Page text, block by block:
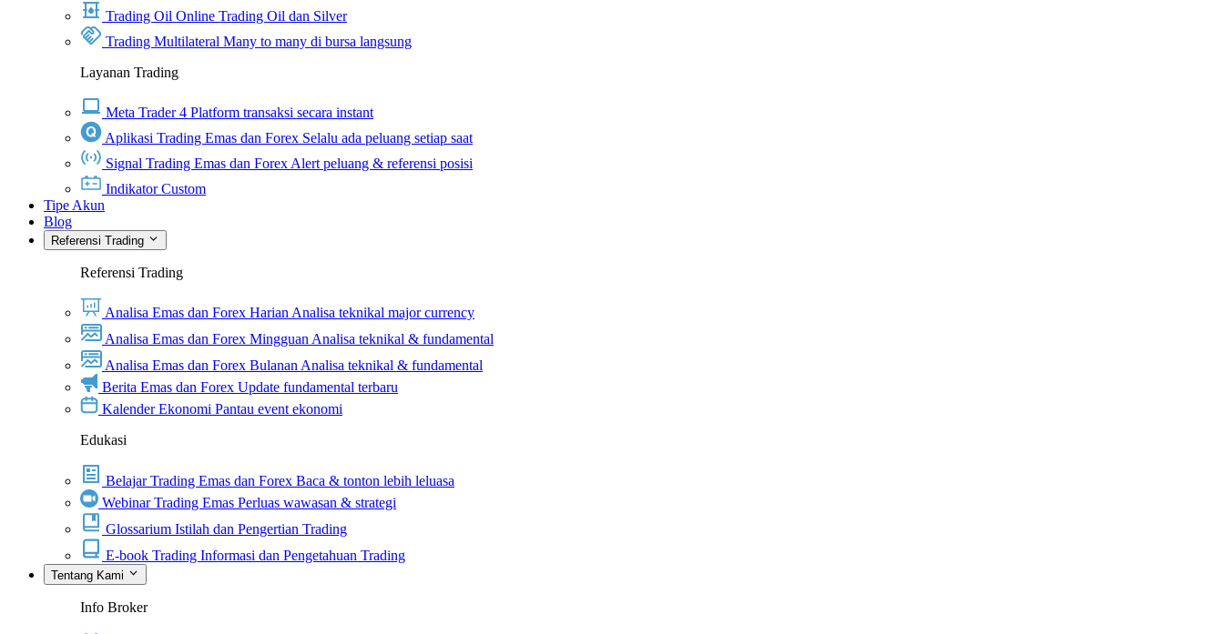
Trading Oil Online Trading Oil dan Silver
Trading Multilateral Many to many di bursa langsung
Layanan Trading
Meta Trader 4 Platform transaksi secara instant
Aplikasi Trading Emas dan Forex Selalu ada peluang setiap saat
Signal Trading Emas dan Forex Alert peluang & referensi posisi
Indikator Custom
Tipe Akun
Blog
Referensi Trading
Referensi Trading
Analisa Emas dan Forex HarianAnalisa teknikal major currency
Analisa Emas dan Forex MingguanAnalisa teknikal & fundamental
Analisa Emas dan Forex BulananAnalisa teknikal & fundamental
Berita Emas dan Forex Update fundamental terbaru
Kalender Ekonomi Pantau event ekonomi
Edukasi
Belajar Trading Emas dan Forex Baca & tonton lebih leluasa
Webinar Trading Emas Perluas wawasan & strategi
Glossarium Istilah dan Pengertian Trading
E-book Trading Informasi dan Pengetahuan Trading
Tentang Kami
Info Broker